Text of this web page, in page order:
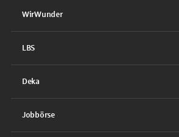
WirWunder
LBS
Deka
Jobbörse